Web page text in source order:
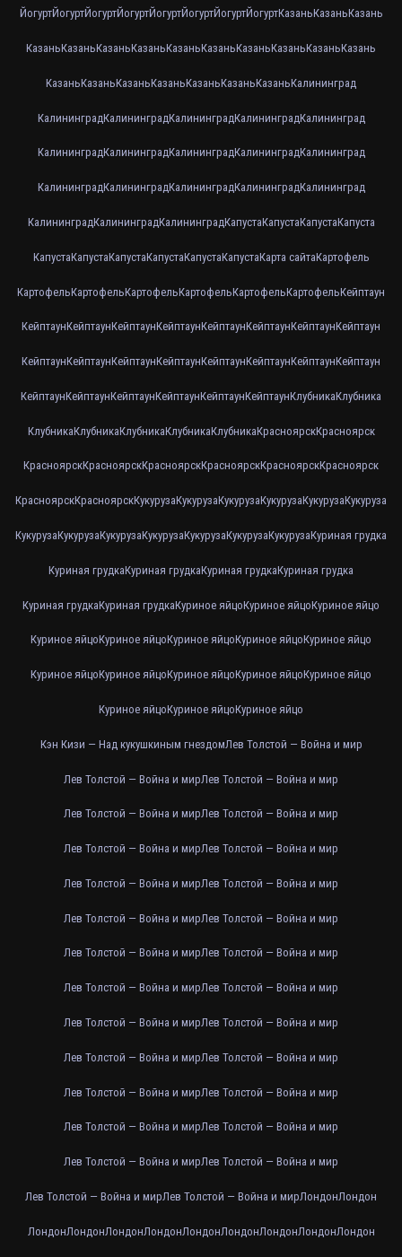
ЙогуртЙогуртЙогуртЙогуртЙогуртЙогуртЙогуртЙогуртКазаньКазаньКазань
КазаньКазаньКазаньКазаньКазаньКазаньКазаньКазаньКазаньКазань
КазаньКазаньКазаньКазаньКазаньКазаньКазаньКалининград
КалининградКалининградКалининградКалининградКалининград
КалининградКалининградКалининградКалининградКалининград
КалининградКалининградКалининградКалининградКалининград
КалининградКалининградКалининградКапустаКапустаКапустаКапуста
КапустаКапустаКапустаКапустаКапустаКапустаКарта сайтаКартофель
КартофельКартофельКартофельКартофельКартофельКартофельКейптаун
КейптаунКейптаунКейптаунКейптаунКейптаунКейптаунКейптаунКейптаун
КейптаунКейптаунКейптаунКейптаунКейптаунКейптаунКейптаунКейптаун
КейптаунКейптаунКейптаунКейптаунКейптаунКейптаунКлубникаКлубника
КлубникаКлубникаКлубникаКлубникаКлубникаКрасноярскКрасноярск
КрасноярскКрасноярскКрасноярскКрасноярскКрасноярскКрасноярск
КрасноярскКрасноярскКукурузаКукурузаКукурузаКукурузаКукурузаКукуруза
КукурузаКукурузаКукурузаКукурузаКукурузаКукурузаКукурузаКуриная грудка
Куриная грудкаКуриная грудкаКуриная грудкаКуриная грудка
Куриная грудкаКуриная грудкаКуриное яйцоКуриное яйцоКуриное яйцо
Куриное яйцоКуриное яйцоКуриное яйцоКуриное яйцоКуриное яйцо
Куриное яйцоКуриное яйцоКуриное яйцоКуриное яйцоКуриное яйцо
Куриное яйцоКуриное яйцоКуриное яйцо
Кэн Кизи — Над кукушкиным гнездомЛев Толстой — Война и мир
Лев Толстой — Война и мирЛев Толстой — Война и мир
Лев Толстой — Война и мирЛев Толстой — Война и мир
Лев Толстой — Война и мирЛев Толстой — Война и мир
Лев Толстой — Война и мирЛев Толстой — Война и мир
Лев Толстой — Война и мирЛев Толстой — Война и мир
Лев Толстой — Война и мирЛев Толстой — Война и мир
Лев Толстой — Война и мирЛев Толстой — Война и мир
Лев Толстой — Война и мирЛев Толстой — Война и мир
Лев Толстой — Война и мирЛев Толстой — Война и мир
Лев Толстой — Война и мирЛев Толстой — Война и мир
Лев Толстой — Война и мирЛев Толстой — Война и мир
Лев Толстой — Война и мирЛев Толстой — Война и мир
Лев Толстой — Война и мирЛев Толстой — Война и мирЛондонЛондон
ЛондонЛондонЛондонЛондонЛондонЛондонЛондонЛондонЛондон